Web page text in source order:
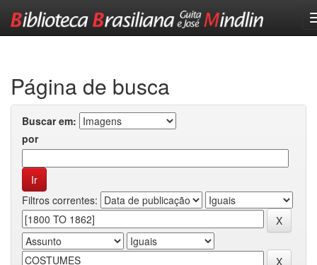
Página de busca
Buscar em:
por
Filtros correntes: